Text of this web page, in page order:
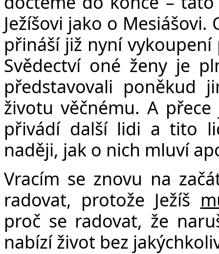
Ježíšovi jako o
přináší již nyní
Svědectví oné ženy je
představovali poněkud
životu věčnému. A
přivádí další lidi a tito
naději, jak o nich mluví
Vracím se znovu na
radovat, protože Ježíš
proč se radovat, že
nabízí život bez